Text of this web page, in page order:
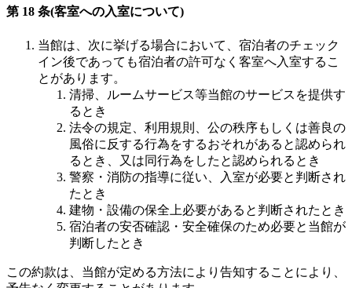
第 18 条(客室への入室について)
当館は、次に挙げる場合において、宿泊者のチェック
イン後であっても宿泊者の許可なく客室へ入室するこ
とがあります。
清掃、ルームサービス等当館のサービスを提供す
るとき
法令の規定、利用規則、公の秩序もしくは善良の
風俗に反する行為をするおそれがあると認められ
るとき、又は同行為をしたと認められるとき
警察・消防の指導に従い、入室が必要と判断され
たとき
建物・設備の保全上必要があると判断されたとき
宿泊者の安否確認・安全確保のため必要と当館が
判断したとき
この約款は、当館が定める方法により告知することにより、